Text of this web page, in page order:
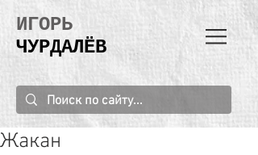
ИГОРЬ
ЧУРДАЛЁВ
Жакан